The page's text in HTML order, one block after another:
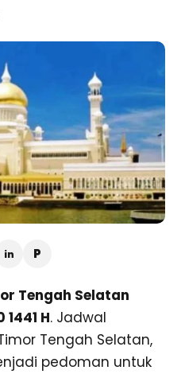
Tengah Selatan
H. Jadwal
Tengah Selatan,
pedoman untuk